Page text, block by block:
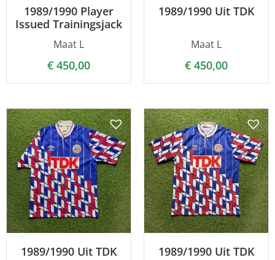
1989/1990 Player
Issued Trainingsjack
Maat L
€ 450,00
1989/1990 Uit TDK
Maat L
€ 450,00
1989/1990 Uit TDK 1989/1990 Uit TDK